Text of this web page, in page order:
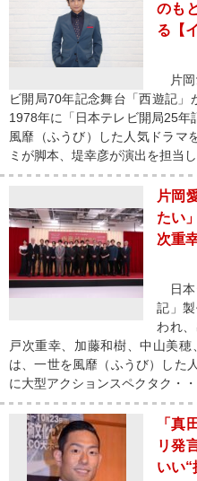
のも
る【
片岡
ビ開局70年記念舞台「西遊記」
1978年に「日本テレビ開局25年
風靡（ふうび）した人気ドラマ
ミが脚本、堤幸彦が演出を担当
片岡
たい
次重
日本
記」
われ
戸次重幸、加藤和樹、中山美
は、一世を風靡（ふうび）した
に大型アクションスペクタク・・
「真
リ発
いい“